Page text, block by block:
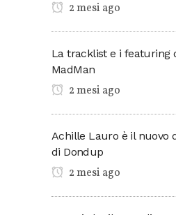
2 mesi ago
La tracklist e i featuring
MadMan
2 mesi ago
Achille Lauro è il nuovo
di Dondup
2 mesi ago